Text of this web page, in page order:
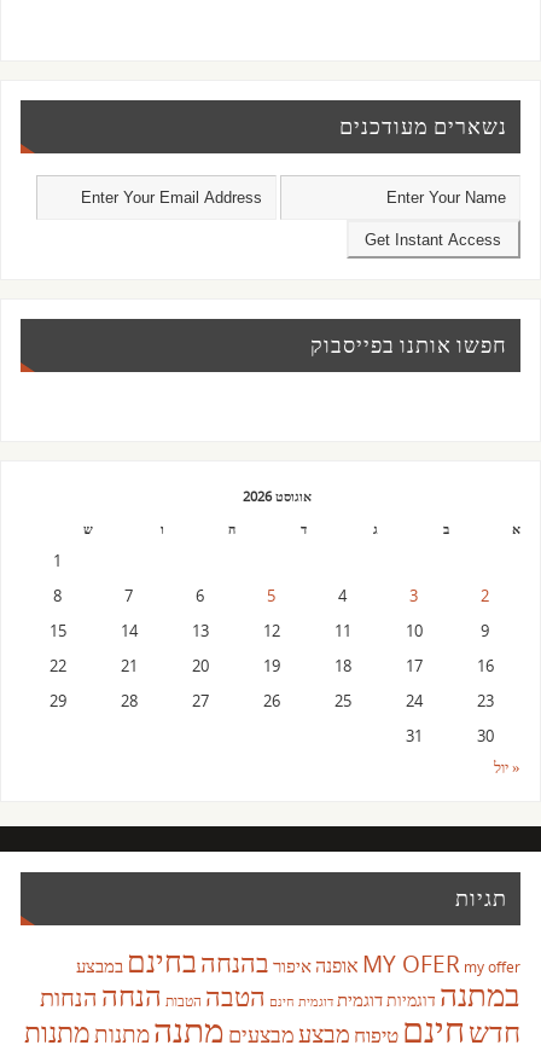
נשארים מעודכנים
חפשו אותנו בפייסבוק
אוגוסט 2026
א
ב ג ד ה ו ש
1
2
3
4
5
6
7
8
9
10
11
12
13
14
15
16
17
18
19
20
21
22
23
24
25
26
27
28
29
30
31
« יול
תגיות
MY OFER my offer אופנהאיפור בהנחהבחינם במבצע
במתנה דוגמיותדוגמית דוגמית חינם הטבה הטבות הנחה הנחות
חדשחינם טיפוח מבצעמבצעים מתנהמתנותמתנות